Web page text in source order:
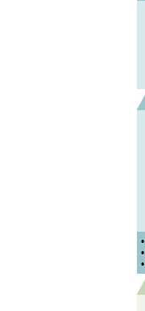
•
•
•